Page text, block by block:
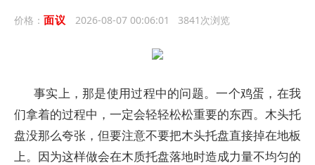
价格： 面议 2026-08-07 00:06:01 3841次浏览
事实上，那是使用过程中的问题。一个鸡蛋，在我
们拿着的过程中，一定会轻轻松松重要的东西。木头托
盘没那么夸张，但要注意不要把木头托盘直接掉在地板
上。因为这样做会在木质托盘落地时造成力量不均匀的